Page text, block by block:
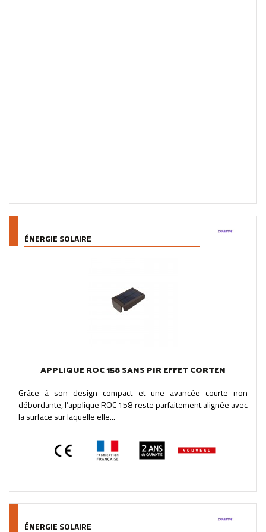
ÉNERGIE SOLAIRE
APPLIQUE ROC 158 SANS PIR EFFET CORTEN
Grâce à son design compact et une avancée courte non
débordante, l’applique ROC 158 reste parfaitement alignée avec
la surface sur laquelle elle...
ÉNERGIE SOLAIRE